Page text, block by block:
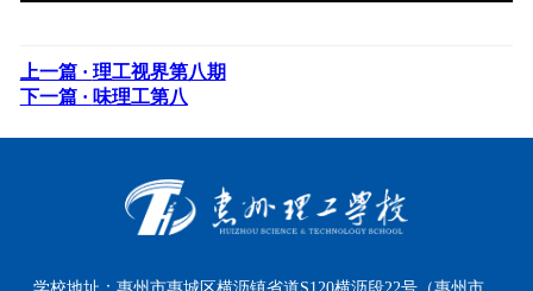
上一篇 · 理工视界第八期
下一篇 · 味理工第八